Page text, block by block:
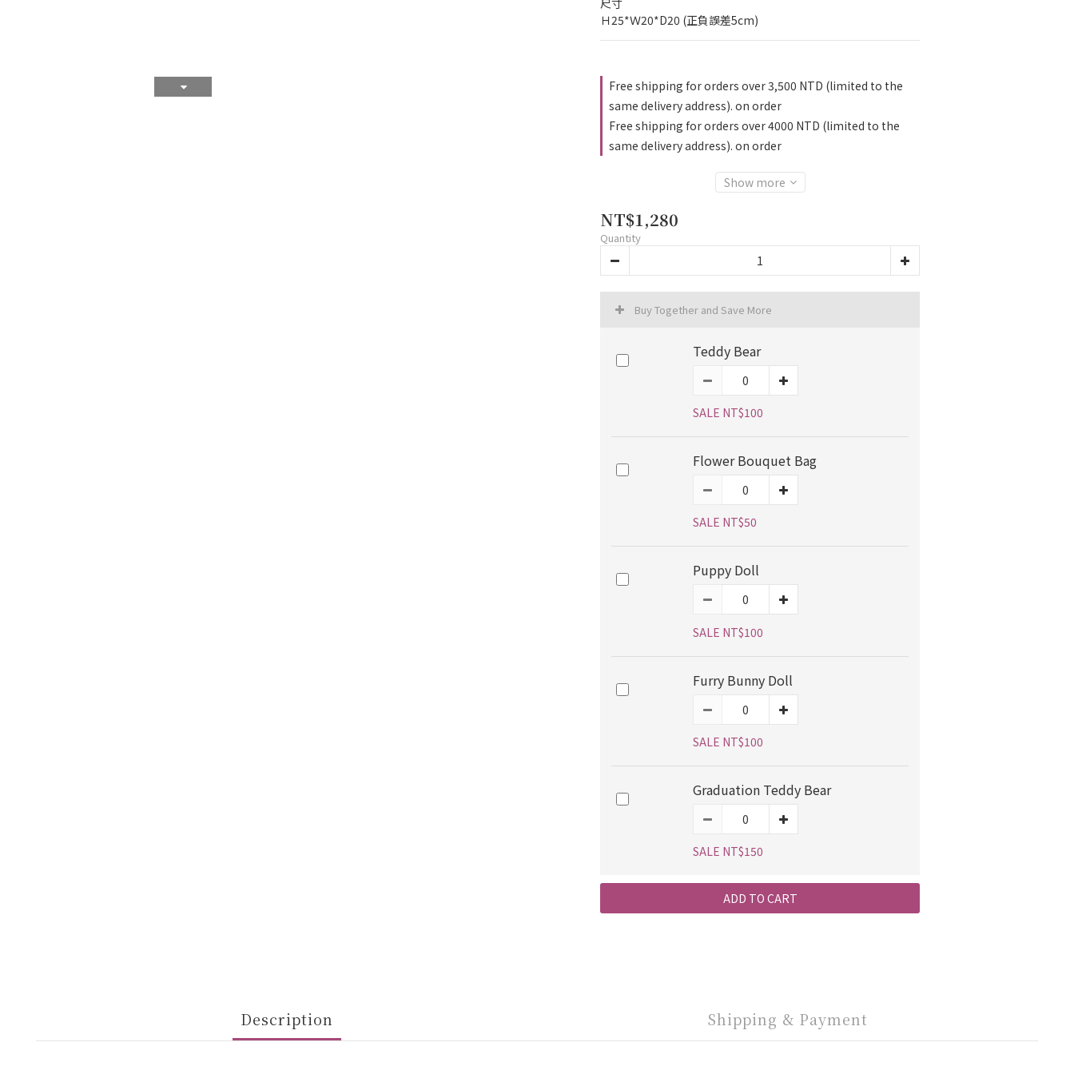
尺寸
Ｈ25*Ｗ20*D20 (正負誤差5cm)
Free shipping for orders over 3,500 NTD (limited to the
same delivery address). on order
Free shipping for orders over 4000 NTD (limited to the
same delivery address). on order
Show more
NT$1,280
Quantity
Buy Together and Save More
Teddy Bear
SALE NT$100
Flower Bouquet Bag
SALE NT$50
Puppy Doll
SALE NT$100
Furry Bunny Doll
SALE NT$100
Graduation Teddy Bear
SALE NT$150
ADD TO CART
Description Shipping & Payment